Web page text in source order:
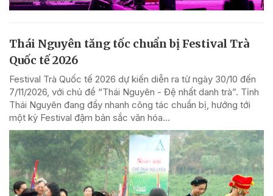
Thái Nguyên tăng tốc chuẩn bị Festival Trà
Quốc tế 2026
Festival Trà Quốc tế 2026 dự kiến diễn ra từ ngày 30/10 đến
7/11/2026, với chủ đề “Thái Nguyên - Đệ nhất danh trà”. Tỉnh
Thái Nguyên đang đẩy nhanh công tác chuẩn bị, hướng tới
một kỳ Festival đậm bản sắc văn hóa...